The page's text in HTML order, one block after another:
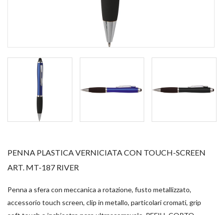
PENNA PLASTICA VERNICIATA CON TOUCH-SCREEN
ART. MT-187 RIVER
Penna a sfera con meccanica a rotazione, fusto metallizzato,
accessorio touch screen, clip in metallo, particolari cromati, grip